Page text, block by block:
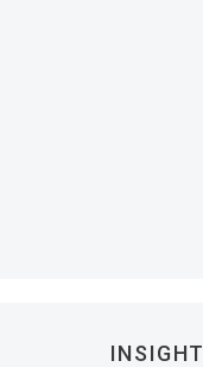
INSIGHT